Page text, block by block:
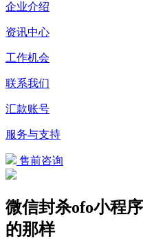
企业介绍
资讯中心
工作机会
联系我们
汇款账号
服务与支持
售前咨询
微信封杀ofo小程
的那样